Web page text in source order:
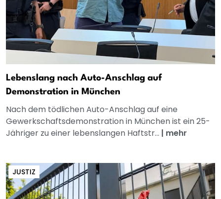
Lebenslang nach Auto-Anschlag auf
Demonstration in München
Nach dem tödlichen Auto-Anschlag auf eine
Gewerkschaftsdemonstration in München ist ein 25-
Jähriger zu einer lebenslangen Haftstr... | mehr
JUSTIZ